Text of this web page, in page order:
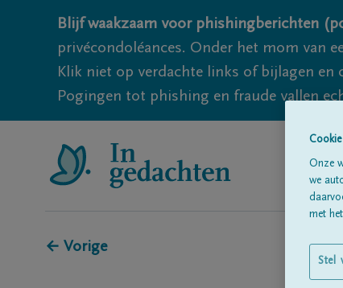
Blijf waakzaam voor phishingberichten
privécondoléances. Onder het mom van
Klik niet op verdachte links of bijlagen
Pogingen tot phishing en fraude vallen
← Vorige
Cookie
Onze
we
met
Stel